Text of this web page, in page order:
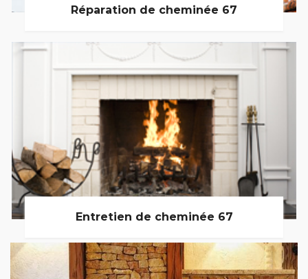
Réparation de cheminée 67
Entretien de cheminée 67